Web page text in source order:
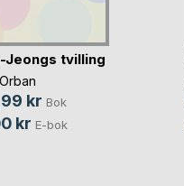
Jeongs tvilling
kr Bok
kr E-bok